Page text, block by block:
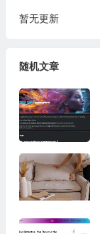
暂无更新
随机文章